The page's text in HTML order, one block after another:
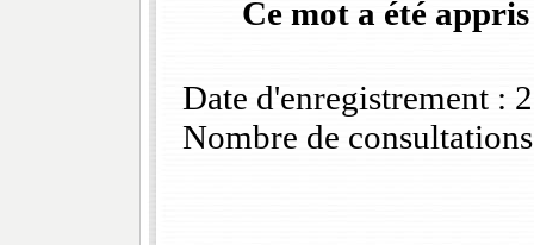
Ce mot a été
Date d'enregistrement :
Nombre de